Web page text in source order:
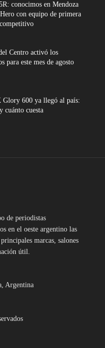
conocimos en Mendoza
con equipo de primera
Centro activó los
para este mes de agosto
Glory 600 ya llegó al país:
cuánto cuesta
de periodistas
en el oeste argentino las
marcas, salones
útil.
Argentina